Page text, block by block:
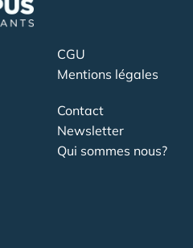
CGU
Mentions légales
Contact
Newsletter
Qui sommes nous?